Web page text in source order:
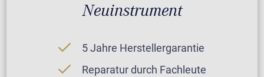
Neuinstrument
5 Jahre Herstellergarantie
Reparatur durch Fachleute